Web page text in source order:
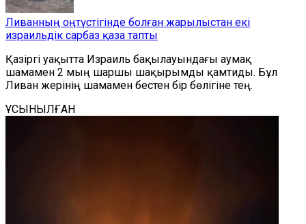
Ливанның оңтүстігінде болған жарылыстан екі
израильдік сарбаз қаза тапты
Қазіргі уақытта Израиль бақылауындағы аумақ
шамамен 2 мың шаршы шақырымды қамтиды. Бұл
Ливан жерінің шамамен бестен бір бөлігіне тең.
ҰСЫНЫЛҒАН